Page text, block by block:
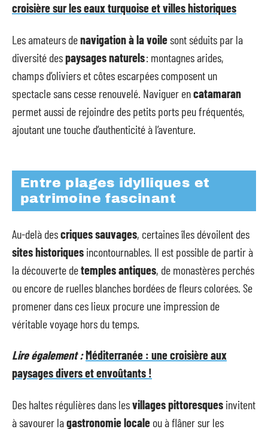
croisière sur les eaux turquoise et villes historiques
Les amateurs denavigation à la voilesont séduits par la
diversité despaysages naturels: montagnes arides,
champs d’oliviers et côtes escarpées composent un
spectacle sans cesse renouvelé. Naviguer encatamaran
permet aussi de rejoindre des petits ports peu fréquentés,
ajoutant une touche d’authenticité à l’aventure.
Entre plages idylliques et
patrimoine fascinant
Au-delà descriques sauvages, certaines îles dévoilent des
sites historiques incontournables. Il est possible de partir à
la découverte detemples antiques, de monastères perchés
ou encore de ruelles blanches bordées de fleurs colorées. Se
promener dans ces lieux procure une impression de
véritable voyage hors du temps.
Lire également :Méditerranée : une croisière aux
paysages divers et envoûtants !
Des haltes régulières dans lesvillages pittoresques invitent
à savourer lagastronomie locale ou à flâner sur les